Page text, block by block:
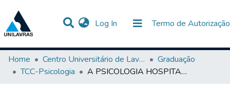
Log In (current) Termo de Autorização
Communities & Collections
Statistics
All of DSpace
Home
Centro Universitário de Lavras-UNILAVRAS
Graduação
TCC-Psicologia
A PSICOLOGIA HOSPITALAR NO TRATAMENTO DE PACIENTES ONCOLÓGICOS EM CUIDADOS PALIATIVOS: UMA REVISÃO DE LITERATURA